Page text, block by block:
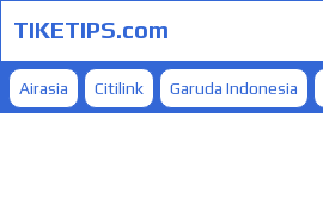
TIKETIPS.com
Airasia Citilink Garuda Indonesia